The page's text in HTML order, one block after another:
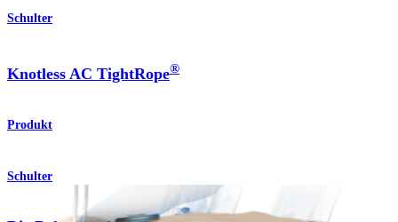
Schulter
Knotless AC TightRope®
Produkt
Schulter